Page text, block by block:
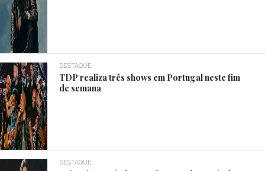
DESTAQUE
TDP realiza três shows em Portugal neste fim
de semana
DESTAQUE